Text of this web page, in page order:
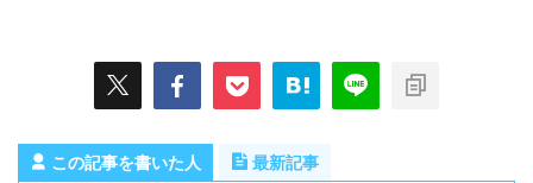
この記事を書いた人 最新記事